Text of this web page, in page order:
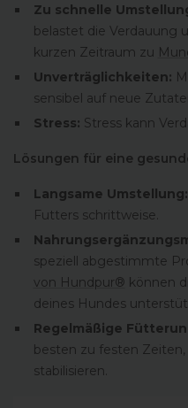
Zu schnelle
belastet die Verdauung
kurzen Zeitraum zu
Unverträglichkeiten:
sensibel auf neue
Stress: Stress kann
Lösungen für eine
Langsame Umstellung:
Futters schrittweise.
speziell abgestimmte
von Hundpur® können
deines Hundes
Regelmäßige
besten zu festen
stabilisieren.